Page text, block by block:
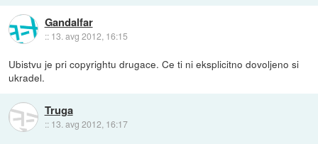
Gandalfar
:: 13. avg 2012, 16:15
Ubistvu je pri copyrightu drugace. Ce ti ni eksplicitno dovoljeno si
ukradel.
Truga
:: 13. avg 2012, 16:17